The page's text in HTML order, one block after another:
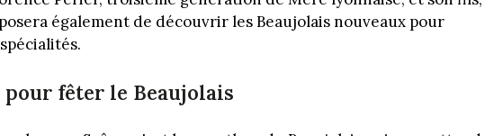
également de découvrir les Beaujolais nouveaux pour
fêter le Beaujolais